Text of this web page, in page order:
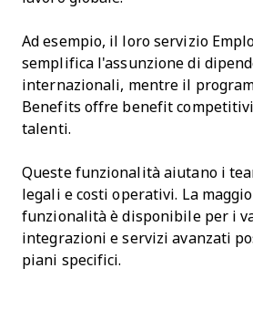
Ad esempio, il loro servizio
semplifica l'assunzione di
internazionali, mentre il
Benefits offre benefit
talenti.
Queste funzionalità aiutano i
legali e costi operativi. La
funzionalità è disponibile per i
integrazioni e servizi avanzati
piani specifici.